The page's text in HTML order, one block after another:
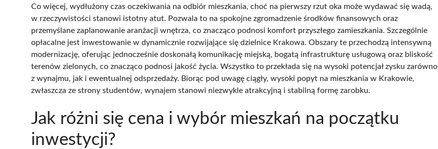
Co więcej, wydłużony czas oczekiwania na odbiór mieszkania, choć na pierwszy rzut oka może wydawać się wadą,
w rzeczywistości stanowi istotny atut. Pozwala to na spokojne zgromadzenie środków finansowych oraz
przemyślane zaplanowanie aranżacji wnętrza, co znacząco podnosi komfort przyszłego zamieszkania. Szczególnie
opłacalne jest inwestowanie w dynamicznie rozwijające się dzielnice Krakowa. Obszary te przechodzą intensywną
modernizację, oferując jednocześnie doskonałą komunikację miejską, bogatą infrastrukturę usługową oraz bliskość
terenów zielonych, co znacząco podnosi jakość życia. Wszystko to przekłada się na wysoki potencjał zysku zarówno
z wynajmu, jak i ewentualnej odsprzedaży. Biorąc pod uwagę ciągły, wysoki popyt na mieszkania w Krakowie,
zwłaszcza ze strony studentów, wynajem stanowi niezwykle atrakcyjną i stabilną formę zarobku.
Jak różni się cena i wybór mieszkań na początku
inwestycji?